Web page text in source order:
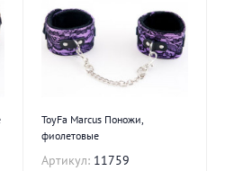
ToyFa Marcus Поножи,
фиолетовые
Артикул: 11759